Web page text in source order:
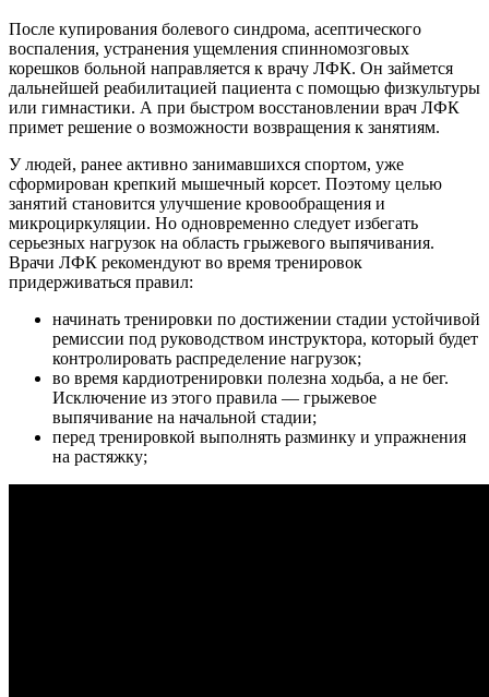
После купирования болевого синдрома, асептического
воспаления, устранения ущемления спинномозговых
корешков больной направляется к врачу ЛФК. Он займется
дальнейшей реабилитацией пациента с помощью физкультуры
или гимнастики. А при быстром восстановлении врач ЛФК
примет решение о возможности возвращения к занятиям.
У людей, ранее активно занимавшихся спортом, уже
сформирован крепкий мышечный корсет. Поэтому целью
занятий становится улучшение кровообращения и
микроциркуляции. Но одновременно следует избегать
серьезных нагрузок на область грыжевого выпячивания.
Врачи ЛФК рекомендуют во время тренировок
придерживаться правил:
начинать тренировки по достижении стадии устойчивой
ремиссии под руководством инструктора, который будет
контролировать распределение нагрузок;
во время кардиотренировки полезна ходьба, а не бег.
Исключение из этого правила — грыжевое
выпячивание на начальной стадии;
перед тренировкой выполнять разминку и упражнения
на растяжку;